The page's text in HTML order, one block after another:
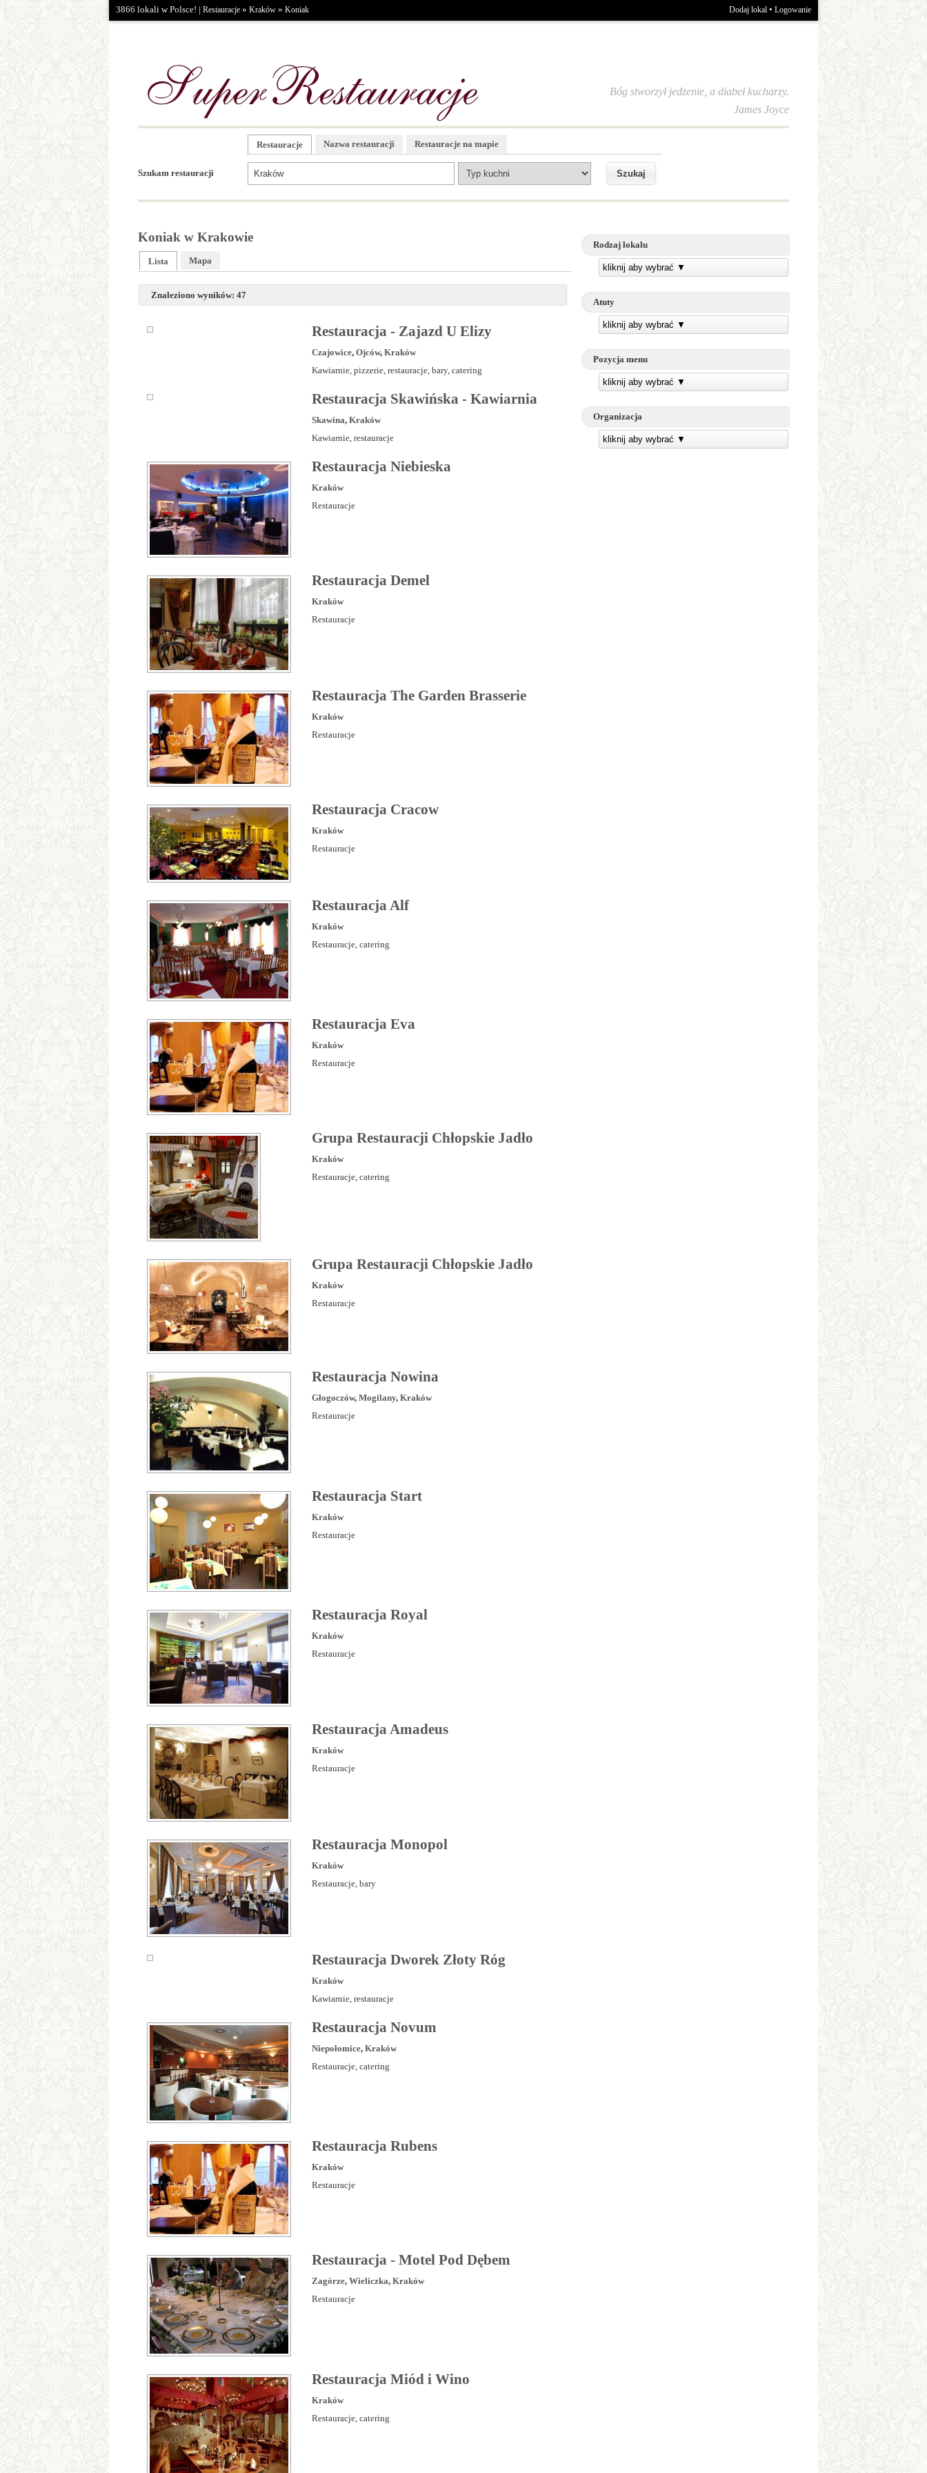
3866 lokali w Polsce! | Restauracje » Kraków » Koniak Dodaj lokal • Logowanie
Bóg stworzył jedzenie, a diabeł kucharzy.
James Joyce
Szukam restauracji
Restauracje Nazwa restauracji Restauracje na mapie
Rodzaj lokalu
kliknij aby wybrać ▼
Atuty
kliknij aby wybrać ▼
Pozycja menu
kliknij aby wybrać ▼
Organizacja
kliknij aby wybrać ▼
Koniak w Krakowie
Lista Mapa
Znaleziono wyników: 47
Restauracja - Zajazd U Elizy
Czajowice, Ojców, Kraków
Kawiarnie, pizzerie, restauracje, bary, catering
Restauracja Skawińska - Kawiarnia
Skawina, Kraków
Kawiarnie, restauracje
Restauracja Niebieska
Kraków
Restauracje
Restauracja Demel
Kraków
Restauracje
Restauracja The Garden Brasserie
Kraków
Restauracje
Restauracja Cracow
Kraków
Restauracje
Restauracja Alf
Kraków
Restauracje, catering
Restauracja Eva
Kraków
Restauracje
Grupa Restauracji Chłopskie Jadło
Kraków
Restauracje, catering
Grupa Restauracji Chłopskie Jadło
Kraków
Restauracje
Restauracja Nowina
Głogoczów, Mogilany, Kraków
Restauracje
Restauracja Start
Kraków
Restauracje
Restauracja Royal
Kraków
Restauracje
Restauracja Amadeus
Kraków
Restauracje
Restauracja Monopol
Kraków
Restauracje, bary
Restauracja Dworek Złoty Róg
Kraków
Kawiarnie, restauracje
Restauracja Novum
Niepołomice, Kraków
Restauracje, catering
Restauracja Rubens
Kraków
Restauracje
Restauracja - Motel Pod Dębem
Zagórze, Wieliczka, Kraków
Restauracje
Restauracja Miód i Wino
Kraków
Restauracje, catering